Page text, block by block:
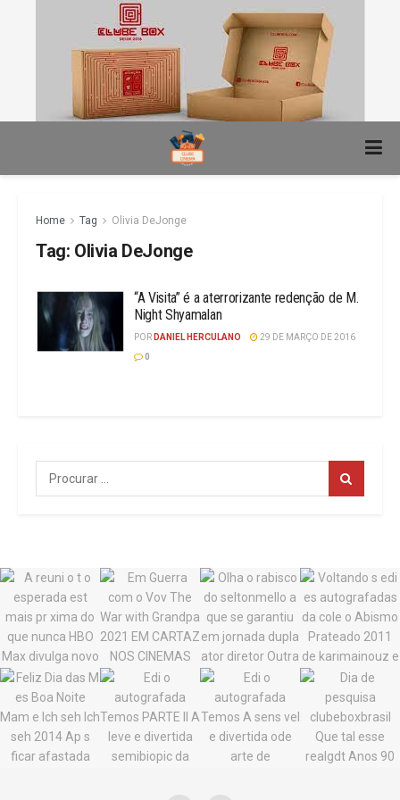
Home Tag Olivia DeJonge
Tag: Olivia DeJonge
“A Visita” é a aterrorizante redenção de M.
Night Shyamalan
POR DANIEL HERCULANO
29 DE MARÇO DE 2016
0